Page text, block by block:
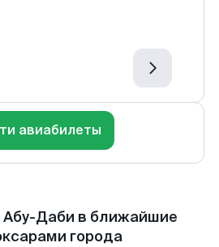
авиабилеты
Абу-Даби в ближайшие
города